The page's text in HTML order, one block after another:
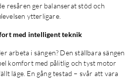
resåren ger balanserat stöd och
ytterligare.
med intelligent teknik
arbeta i sängen? Den ställbara sängen
komfort med pålitlig och tyst motor
läge. En gång testad – svår att vara